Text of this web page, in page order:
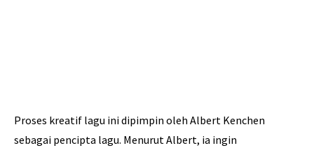
Proses kreatif lagu ini dipimpin oleh Albert Kenchen
sebagai pencipta lagu. Menurut Albert, ia ingin